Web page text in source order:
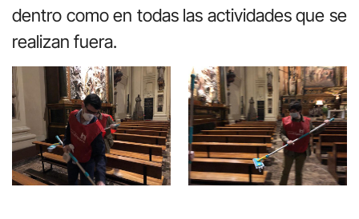
dentro como en todas las actividades que se
realizan fuera.